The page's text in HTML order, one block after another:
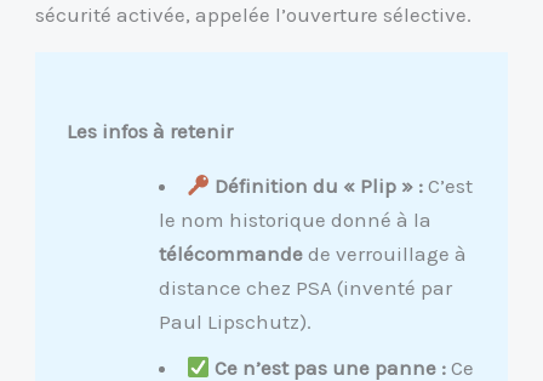
sécurité activée, appelée l’ouverture sélective.
Les infos à retenir
Définition du « Plip » : C’est
le nom historique donné à la
télécommandede verrouillage à
distance chez PSA (inventé par
Paul Lipschutz).
Ce n’est pas une panne : Ce